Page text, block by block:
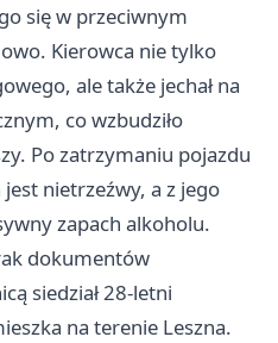
się w przeciwnym
Kierowca nie tylko
ale także jechał na
co wzbudziło
Po zatrzymaniu pojazdu
jest nietrzeźwy, a z jego
zapach alkoholu.
dokumentów
siedział 28-letni
na terenie Leszna.